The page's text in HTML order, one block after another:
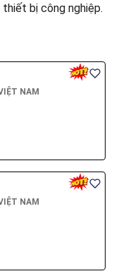
bị công nghiệp.
NAM
NAM